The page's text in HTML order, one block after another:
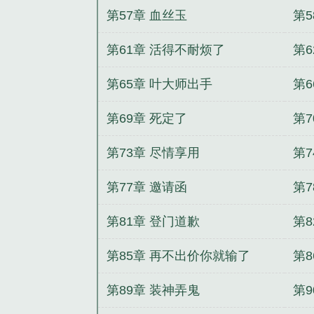
第57章 血丝玉 第
第61章 活得不耐烦了 第
第65章 叶大师出手 第
第69章 死定了 第
第73章 尽情享用 第
第77章 邀请函 第
第81章 登门道歉 第
第85章 再不出价你就输了 第
第89章 装神弄鬼 第